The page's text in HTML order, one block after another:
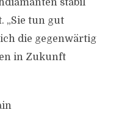
stabil
„Sie tun gut
die gegenwärtig
in Zukunft